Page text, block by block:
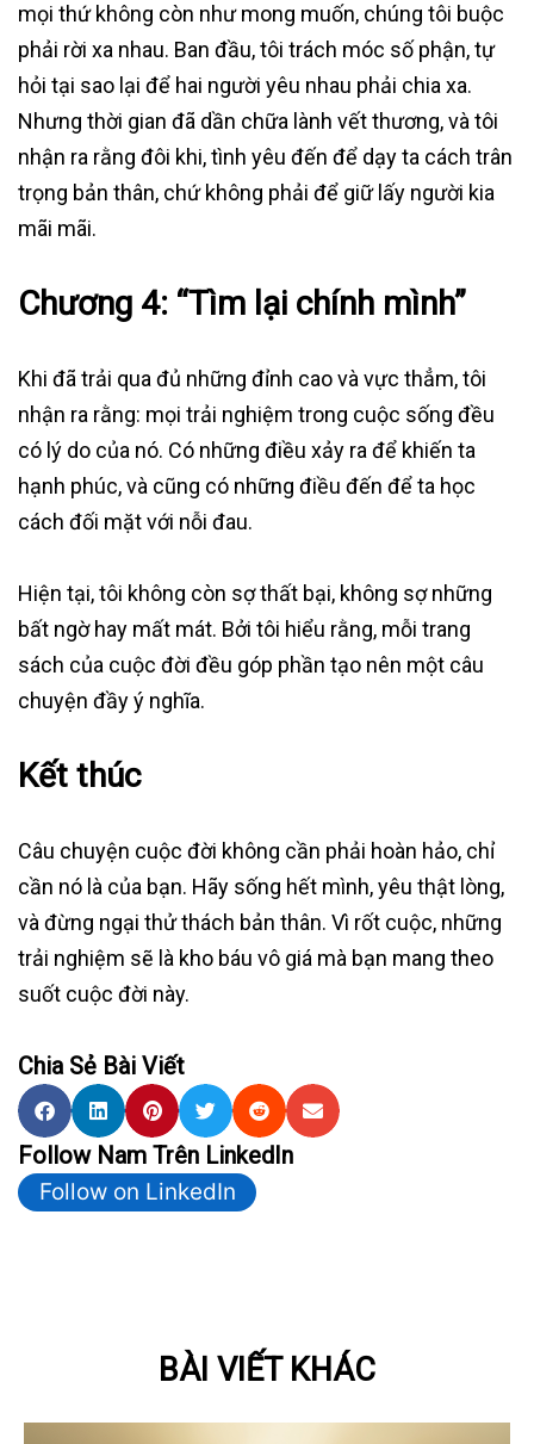
mọi thứ không còn như mong muốn, chúng tôi buộc
phải rời xa nhau. Ban đầu, tôi trách móc số phận, tự
hỏi tại sao lại để hai người yêu nhau phải chia xa.
Nhưng thời gian đã dần chữa lành vết thương, và tôi
nhận ra rằng đôi khi, tình yêu đến để dạy ta cách trân
trọng bản thân, chứ không phải để giữ lấy người kia
mãi mãi.
Chương 4: “Tìm lại chính mình”
Khi đã trải qua đủ những đỉnh cao và vực thẳm, tôi
nhận ra rằng: mọi trải nghiệm trong cuộc sống đều
có lý do của nó. Có những điều xảy ra để khiến ta
hạnh phúc, và cũng có những điều đến để ta học
cách đối mặt với nỗi đau.
Hiện tại, tôi không còn sợ thất bại, không sợ những
bất ngờ hay mất mát. Bởi tôi hiểu rằng, mỗi trang
sách của cuộc đời đều góp phần tạo nên một câu
chuyện đầy ý nghĩa.
Kết thúc
Câu chuyện cuộc đời không cần phải hoàn hảo, chỉ
cần nó là của bạn. Hãy sống hết mình, yêu thật lòng,
và đừng ngại thử thách bản thân. Vì rốt cuộc, những
trải nghiệm sẽ là kho báu vô giá mà bạn mang theo
suốt cuộc đời này.
Chia Sẻ Bài Viết
Follow Nam Trên LinkedIn
Follow on LinkedIn
BÀI VIẾT KHÁC